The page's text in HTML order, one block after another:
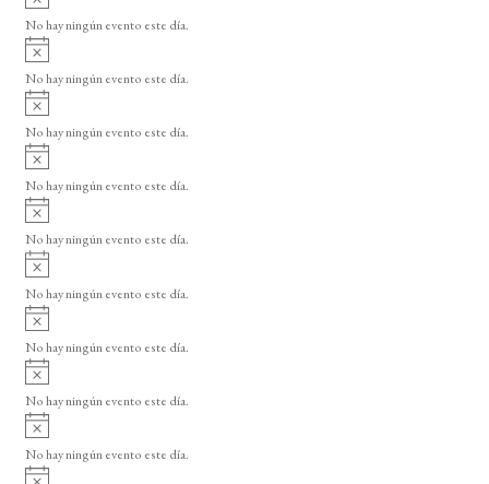
o
v
i
o
No hay ningún evento este día.
A
v
i
o
No hay ningún evento este día.
A
v
i
o
No hay ningún evento este día.
A
v
i
o
No hay ningún evento este día.
A
v
i
o
No hay ningún evento este día.
A
v
i
o
No hay ningún evento este día.
A
v
i
o
No hay ningún evento este día.
A
v
i
o
No hay ningún evento este día.
A
v
i
No hay ningún evento este día.
A